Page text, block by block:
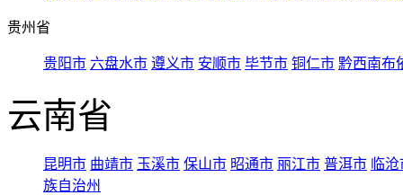
贵州省
贵阳市 六盘水市 遵义市 安顺市 毕节市 铜仁市 黔西南布
云南省
昆明市 曲靖市 玉溪市 保山市 昭通市 丽江市 普洱市 临
族自治州